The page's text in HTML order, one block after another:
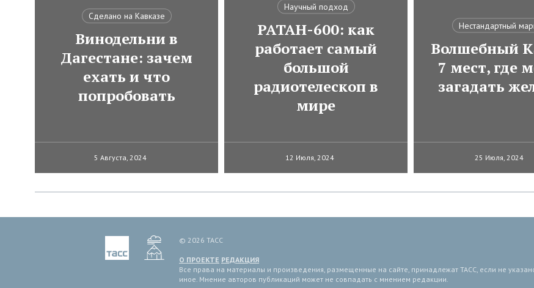
Сделано на Кавказе
Винодельни в
Дагестане: зачем
ехать и что
попробовать
5 Августа, 2024
Научный подход
РАТАН-600: как
работает самый
большой
радиотелескоп в
мире
12 Июля, 2024
Нестандартный
Волшебный
7 мест, где
загадать
25 Июля, 2024
© 2026 ТАСС
О ПРОЕКТЕ РЕДАКЦИЯ
Все права на материалы и произведения, размещенные на сайте, принадлежат ТАСС, если не
иное. Мнение авторов публикаций может не совпадать с мнением редакции.